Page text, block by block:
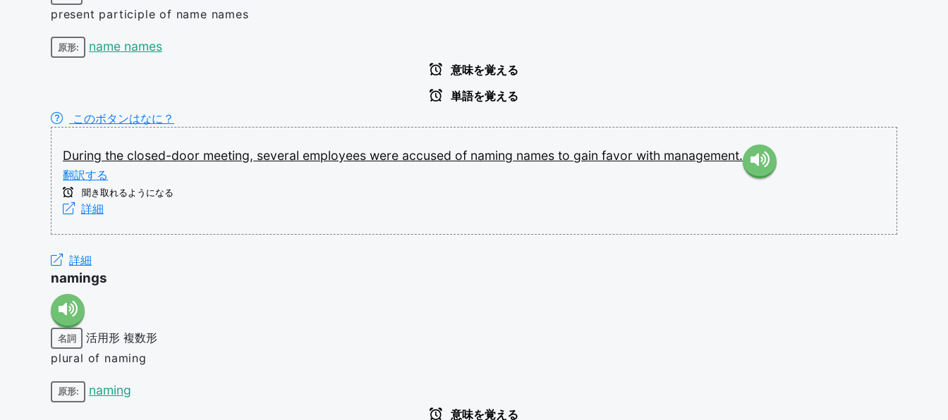
present participle of name names
原形: name names
意味を覚える
単語を覚える
このボタンはなに？
During the closed-door meeting, several employees were accused of naming names to gain favor with management.
翻訳する
聞き取れるようになる
詳細
詳細
namings
名詞 活用形 複数形
plural of naming
原形: naming
意味を覚える